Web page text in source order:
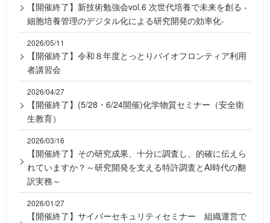
【開催終了】新技術勉強会vol.6 次世代培養で未来を創る -
細胞培養管理のデジタル化による研究開発の効率化-
2026/05/11
【開催終了】令和８年度とっとりバイオフロンティア利用
者講習会
2026/04/27
【開催終了】(5/28・6/24開催)化学物質セミナー（安全衛
生教育）
2026/03/16
【開催終了】その研究成果、十分に調査し、的確に伝えら
れていますか？～研究開発を支える特許調査とAI時代の翻
訳実務～
2026/01/27
【開催終了】サイバーセキュリティセミナー 組織運営で